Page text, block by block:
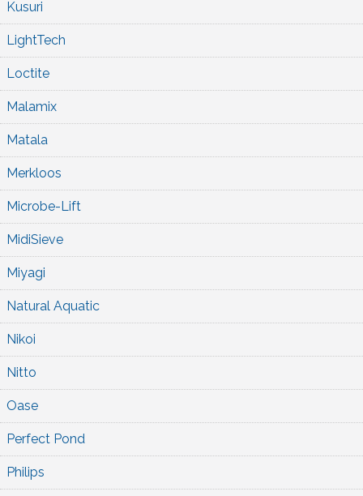
Kusuri
LightTech
Loctite
Malamix
Matala
Merkloos
Microbe-Lift
MidiSieve
Miyagi
Natural Aquatic
Nikoi
Nitto
Oase
Perfect Pond
Philips